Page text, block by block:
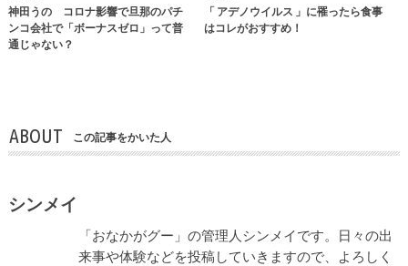
神田うの コロナ影響で旦那のパチ
ンコ会社で「ボーナスゼロ」って普
通じゃない？
「 アデノウイルス 」に罹ったら食事
はコレがおすすめ！
ABOUT この記事をかいた人
シンメイ
「おなかがグー」の管理人シンメイです。日々の出
来事や体験などを投稿していきますので、よろしく